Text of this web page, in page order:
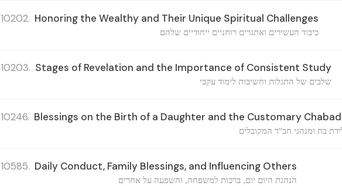
10202. Honoring the Wealthy and Their Unique Spiritual Challenges
כיבוד העשירים ואתגרים רוחניים ייחודיים שלהם
10203. Stages of Revelation and the Importance of Consistent Study
שלבים של התגלות וחשיבות לימוד עקבי
10246. Blessings on the Birth of a Daughter and the Customary
בת ומנהגי חב"ד המקובלים
10585. Daily Conduct, Family Blessings, and Influencing Others
הנהגת היום יום, ברכות למשפחה, והשפעה על אחרים